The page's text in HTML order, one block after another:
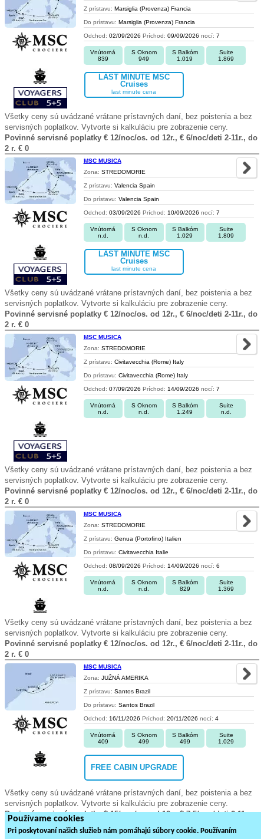
Používame cookies
Pri poskytovaní našich služieb nám pomáhajú súbory cookie. Používaním
Z prístavu: Marsiglia (Provenza) Francia
Do prístavu: Marsiglia (Provenza) Francia
Odchod: 02/09/2026 Príchod: 09/09/2026 nocí: 7
Vnútorná
839
S Oknom
949
S Balkóm
1.019
Suite
1.869
LAST MINUTE MSC
Cruises
last minute cena
Všetky ceny sú uvádzané vrátane prístavných daní, bez poistenia a bez
servisných poplatkov. Vytvorte si kalkuláciu pre zobrazenie ceny.
Povinné servisné poplatky € 12/noc/os. od 12r., € 6/noc/deti 2-11r., do
2 r. € 0
MSC MUSICA
Zona: STREDOMORIE
Z prístavu: Valencia Spain
Do prístavu: Valencia Spain
Odchod: 03/09/2026 Príchod: 10/09/2026 nocí: 7
Vnútorná
n.d.
S Oknom
n.d.
S Balkóm
1.029
Suite
1.809
LAST MINUTE MSC
Cruises
last minute cena
Všetky ceny sú uvádzané vrátane prístavných daní, bez poistenia a bez
servisných poplatkov. Vytvorte si kalkuláciu pre zobrazenie ceny.
Povinné servisné poplatky € 12/noc/os. od 12r., € 6/noc/deti 2-11r., do
2 r. € 0
MSC MUSICA
Zona: STREDOMORIE
Z prístavu: Civitavecchia (Rome) Italy
Do prístavu: Civitavecchia (Rome) Italy
Odchod: 07/09/2026 Príchod: 14/09/2026 nocí: 7
Vnútorná
n.d.
S Oknom
n.d.
S Balkóm
1.249
Suite
n.d.
Všetky ceny sú uvádzané vrátane prístavných daní, bez poistenia a bez
servisných poplatkov. Vytvorte si kalkuláciu pre zobrazenie ceny.
Povinné servisné poplatky € 12/noc/os. od 12r., € 6/noc/deti 2-11r., do
2 r. € 0
MSC MUSICA
Zona: STREDOMORIE
Z prístavu: Genua (Portofino) Italien
Do prístavu: Civitavecchia Italie
Odchod: 08/09/2026 Príchod: 14/09/2026 nocí: 6
Vnútorná
n.d.
S Oknom
n.d.
S Balkóm
829
Suite
1.369
Všetky ceny sú uvádzané vrátane prístavných daní, bez poistenia a bez
servisných poplatkov. Vytvorte si kalkuláciu pre zobrazenie ceny.
Povinné servisné poplatky € 12/noc/os. od 12r., € 6/noc/deti 2-11r., do
2 r. € 0
MSC MUSICA
Zona: JUŽNÁ AMERIKA
Z prístavu: Santos Brazil
Do prístavu: Santos Brazil
Odchod: 16/11/2026 Príchod: 20/11/2026 nocí: 4
Vnútorná
409
S Oknom
499
S Balkóm
499
Suite
1.029
FREE CABIN UPGRADE
Všetky ceny sú uvádzané vrátane prístavných daní, bez poistenia a bez
servisných poplatkov. Vytvorte si kalkuláciu pre zobrazenie ceny.
Povinné servisné poplatky $ 15/noc/os. od 12r., $ 7,5/noc/deti 2-11r.,